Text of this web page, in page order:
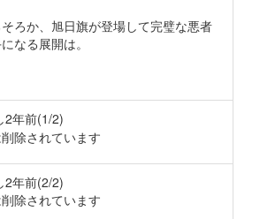
ろか、旭日旗が登場して完璧な悪者
なる展開は。
2年前(1/2)
除されています
2年前(2/2)
除されています